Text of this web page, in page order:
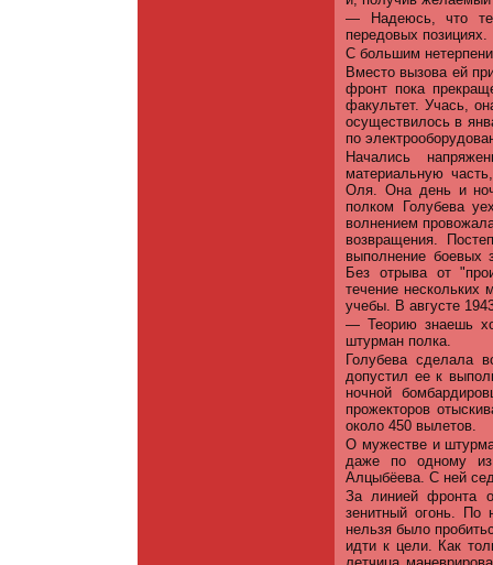
— Надеюсь, что
передовых позициях.
С большим
Вместо вызова ей
фронт пока
факультет. Учась,
осуществилось в
по
Начались
материальную
Оля. Она день и
полком Голубева
волнением
возвращения.
выполнение боевых
Без отрыва от
течение нескольких
учебы. В августе
— Теорию знаешь
штурман полка.
Голубева сделала
допустил ее к
ночной
прожекторов
около 450 вылетов.
О мужестве и
даже по одному
Алцыбёева. С ней
За линией фронта
зенитный огонь. По
нельзя было
идти к цели. Как